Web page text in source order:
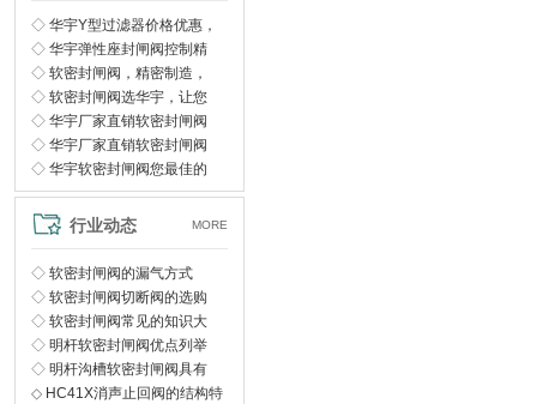
◇ 华宇Y型过滤器价格优惠，
◇ 华宇弹性座封闸阀控制精
◇ 软密封闸阀，精密制造，
◇ 软密封闸阀选华宇，让您
◇ 华宇厂家直销软密封闸阀
◇ 华宇厂家直销软密封闸阀
◇ 华宇软密封闸阀您最佳的
MORE
行业动态
◇ 软密封闸阀的漏气方式
◇ 软密封闸阀切断阀的选购
◇ 软密封闸阀常见的知识大
◇ 明杆软密封闸阀优点列举
◇ 明杆沟槽软密封闸阀具有
◇ HC41X消声止回阀的结构特